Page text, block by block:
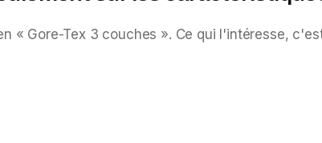
« Gore-Tex 3 couches ». Ce qui l'intéresse,